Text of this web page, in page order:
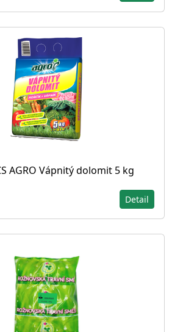
AGRO Vápnitý dolomit 5 kg
Detail